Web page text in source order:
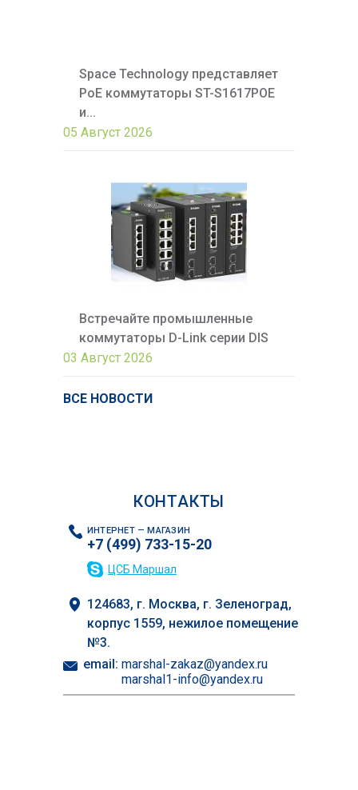
05 Август 2026
Space Technology представляет
PoE коммутаторы ST-S1617POE
и...
03 Август 2026
Встречайте промышленные
коммутаторы D-Link серии DIS
ВСЕ НОВОСТИ
КОНТАКТЫ
ИНТЕРНЕТ — МАГАЗИН
+7 (499) 733-15-20
ЦСБ Маршал
124683, г. Москва, г. Зеленоград,
корпус 1559, нежилое помещение
№3.
email: marshal-zakaz@yandex.ru
marshal1-info@yandex.ru